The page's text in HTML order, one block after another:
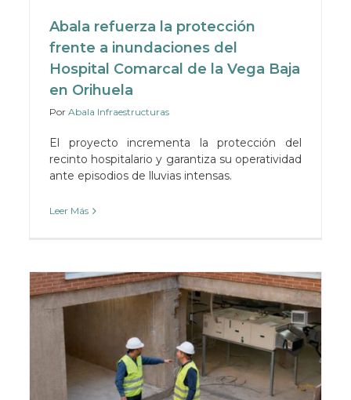
Abala refuerza la protección
frente a inundaciones del
Hospital Comarcal de la Vega Baja
en Orihuela
PorAbala Infraestructuras
El proyecto incrementa la protección del
recinto hospitalario y garantiza su operatividad
ante episodios de lluvias intensas.
Leer Más